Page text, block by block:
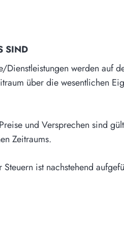
SIND
werden auf
über die wesentlichen
und Versprechen sind
Zeitraums.
ist nachstehend